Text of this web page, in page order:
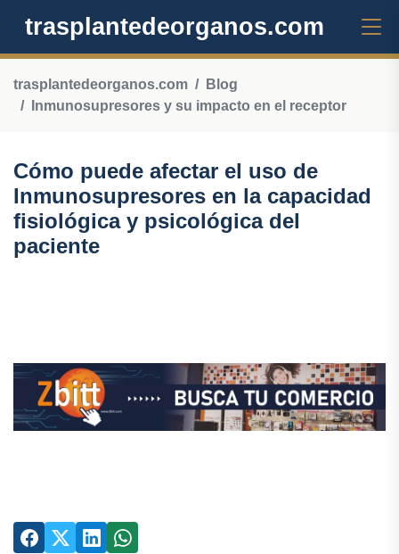
trasplantedeorganos.com
trasplantedeorganos.com
Blog
Inmunosupresores y su impacto en el receptor
Cómo puede afectar el uso de
Inmunosupresores en la capacidad
fisiológica y psicológica del
paciente